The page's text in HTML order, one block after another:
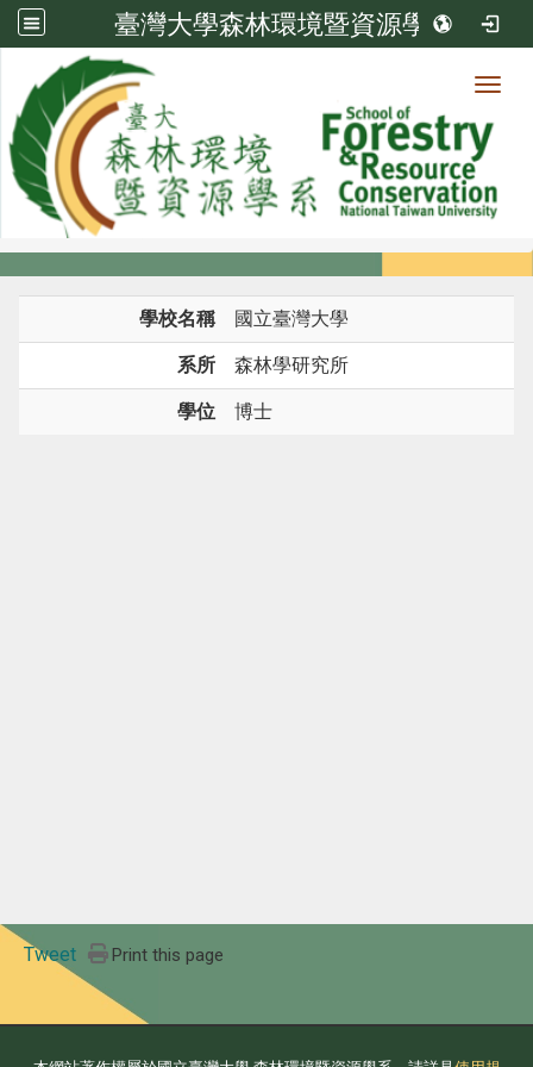
臺灣大學森林環境暨資源學系
系所成員
系所成員
學校名稱 國立臺灣大學
系所 森林學研究所
學位 博士
Tweet Print this page